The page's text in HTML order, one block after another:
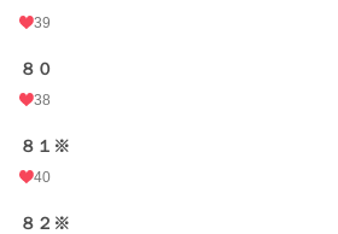
39
８０
38
８１※
40
８２※